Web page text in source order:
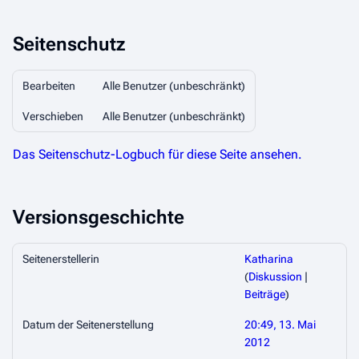
Seitenschutz
Bearbeiten Alle Benutzer (unbeschränkt)
Verschieben Alle Benutzer (unbeschränkt)
Das Seitenschutz-Logbuch für diese Seite ansehen.
Versionsgeschichte
Seitenerstellerin
Katharina
(Diskussion |
Beiträge)
Datum der Seitenerstellung
20:49, 13. Mai
2012